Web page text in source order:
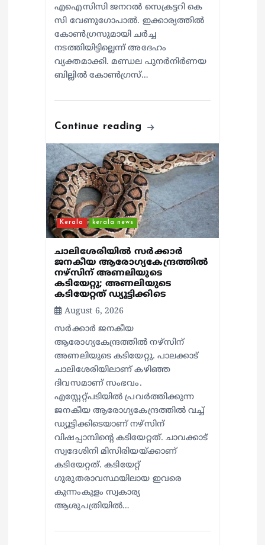
എഐസിസി ജനറൽ സെക്രട്ടറി കെ
സി വേണുഗോപാൽ. ഇക്കാര്യത്തിൽ
കോൺഗ്രസുമായി ചർച്ച
നടത്തിയിട്ടില്ലെന്ന് അദേഹം
വ്യക്തമാക്കി. മണ്ഡല പുനർനിർണയ
ബില്ലിൽ കോൺഗ്രസ്…
Continue reading
Kerala kerala news
ചാലിശേരിയില്‍ സര്‍ക്കാര്‍
ജനകീയ ആരോഗ്യകേന്ദ്രത്തില്‍
നഴ്സിന് അണലിയുടെ
കടിയേറ്റു; അണലിയുടെ
കടിയേറ്റത് ഡ്യൂട്ടിക്കിടെ
August 6, 2026
സര്‍ക്കാര്‍ ജനകീയ
ആരോഗ്യകേന്ദ്രത്തില്‍ നഴ്സിന്
അണലിയുടെ കടിയേറ്റു. പാലക്കാട്
ചാലിശേരിയിലാണ് കഴിഞ്ഞ
ദിവസമാണ് സംഭവം.
എസ്റ്റേറ്റ്പടിയില്‍ പ്രവര്‍ത്തിക്കുന്ന
ജനകീയ ആരോഗ്യകേന്ദ്രത്തില്‍ വച്ച്
ഡ്യൂട്ടിക്കിടെയാണ് നഴ്സിന്
വിഷപ്പാമ്പിന്റെ കടിയേറ്റത്. ചാവക്കാട്
സ്വദേശിനി മിസിരിയയ്ക്കാണ്
കടിയേറ്റത്. കടിയേറ്റ്
ഗുരുതരാവസ്ഥയിലായ ഇവരെ
കുന്നംകുളം സ്വകാര്യ
ആശുപത്രിയില്‍…